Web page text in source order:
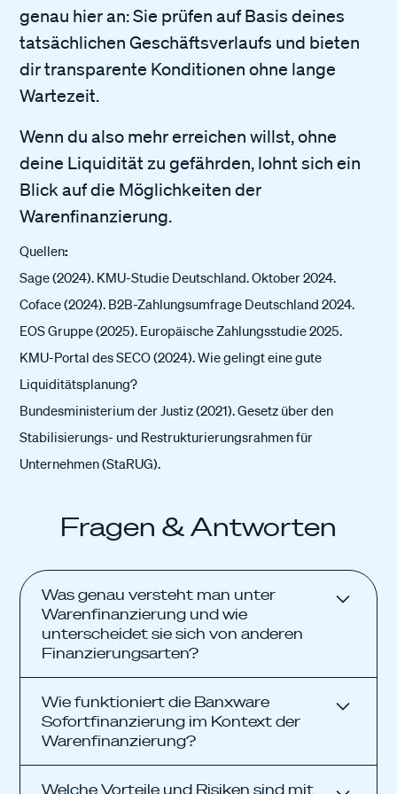
genau hier an: Sie prüfen auf Basis deines
tatsächlichen Geschäftsverlaufs und bieten
dir transparente Konditionen ohne lange
Wartezeit.
Wenn du also mehr erreichen willst, ohne
deine Liquidität zu gefährden, lohnt sich ein
Blick auf die Möglichkeiten der
Warenfinanzierung.
Quellen:
Sage (2024). KMU-Studie Deutschland. Oktober 2024.
Coface (2024). B2B-Zahlungsumfrage Deutschland 2024.
EOS Gruppe (2025). Europäische Zahlungsstudie 2025.
KMU-Portal des SECO (2024). Wie gelingt eine gute
Liquiditätsplanung?
Bundesministerium der Justiz (2021). Gesetz über den
Stabilisierungs- und Restrukturierungsrahmen für
Unternehmen (StaRUG).
Fragen & Antworten
Was genau versteht man unter
Warenfinanzierung und wie
unterscheidet sie sich von anderen
Finanzierungsarten?
zweckgebundene Finanzierung für den Einkauf
von Produkten oder Lagerware. Im Unterschied
zu allgemeinen Krediten orientiert sie sich am
Wie funktioniert die Banxware
Sofortfinanzierung im Kontext der
Warenfinanzierung?
Welche Vorteile und Risiken sind mit